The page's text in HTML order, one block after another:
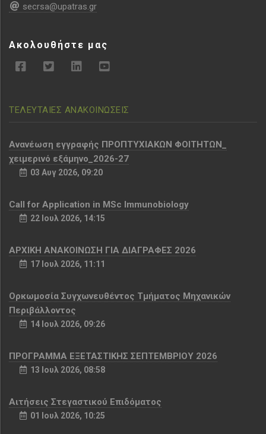
secrsa@upatras.gr
Ακολουθήστε μας
ΤΕΛΕΥΤΑΙΕΣ ΑΝΑΚΟΙΝΩΣΕΙΣ
Aνανέωση εγγραφής ΠΡΟΠΤΥΧΙΑΚΩΝ ΦΟΙΤΗΤΩΝ_
χειμερινό εξάμηνο_2026-27
03 Αυγ 2026, 09:20
Call for Application in MSc Immunobiology
22 Ιουλ 2026, 14:15
ΑΡΧΙΚΗ ΑΝΑΚΟΙΝΩΣΗ ΓΙΑ ΔΙΑΓΡΑΦΕΣ 2026
17 Ιουλ 2026, 11:11
Ορκωμοσία Συγχωνευθέντος Τμήματος Μηχανικών
Περιβάλλοντος
14 Ιουλ 2026, 09:26
ΠΡΟΓΡΑΜΜΑ ΕΞΕΤΑΣΤΙΚΗΣ ΣΕΠΤΕΜΒΡΙΟΥ 2026
13 Ιουλ 2026, 08:58
Αιτήσεις Στεγαστικού Επιδόματος
01 Ιουλ 2026, 10:25